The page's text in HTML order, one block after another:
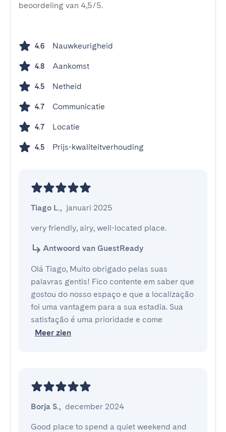
beoordeling van 4,5/5.
4.6 Nauwkeurigheid
4.8 Aankomst
4.5 Netheid
4.7 Communicatie
4.7 Locatie
4.5 Prijs-kwaliteitverhouding
Tiago L., januari 2025
very friendly, airy, well-located place.
Antwoord van GuestReady
Olá Tiago, Muito obrigado pelas suas
palavras gentis! Fico contente em saber que
gostou do nosso espaço e que a localização
foi uma vantagem para a sua estadia. Sua
satisfação é uma prioridade e come
Meer zien
Borja S., december 2024
Good place to spend a quiet weekend and